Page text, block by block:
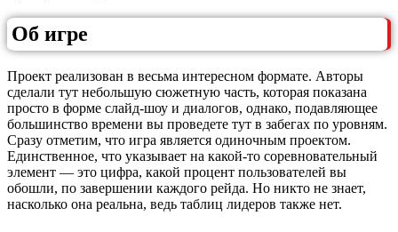
Об игре
Проект реализован в весьма интересном формате. Авторы
сделали тут небольшую сюжетную часть, которая показана
просто в форме слайд-шоу и диалогов, однако, подавляющее
большинство времени вы проведете тут в забегах по уровням.
Сразу отметим, что игра является одиночным проектом.
Единственное, что указывает на какой-то соревновательный
элемент — это цифра, какой процент пользователей вы
обошли, по завершении каждого рейда. Но никто не знает,
насколько она реальна, ведь таблиц лидеров также нет.